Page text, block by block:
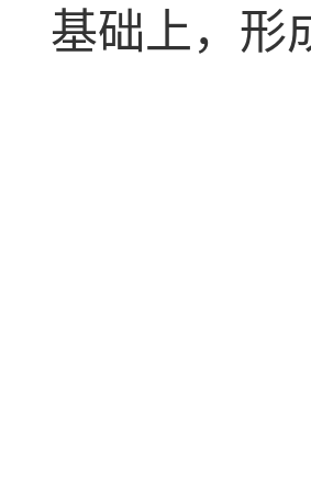
基础上，形